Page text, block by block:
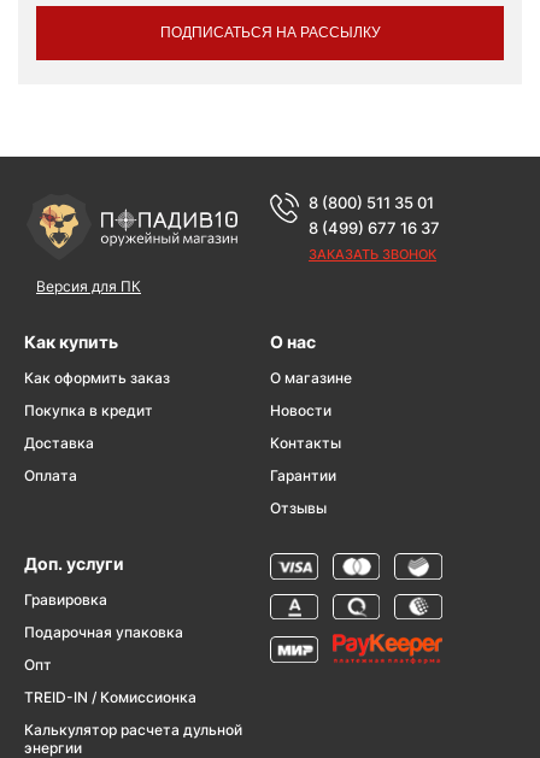
ПОДПИСАТЬСЯ НА РАССЫЛКУ
Версия для ПК
8 (800) 511 35 01
8 (499) 677 16 37
ЗАКАЗАТЬ ЗВОНОК
Как купить
Как оформить заказ
Покупка в кредит
Доставка
Оплата
О нас
О магазине
Новости
Контакты
Гарантии
Отзывы
Доп. услуги
Гравировка
Подарочная упаковка
Опт
TREID-IN / Комиссионка
Калькулятор расчета дульной
энергии